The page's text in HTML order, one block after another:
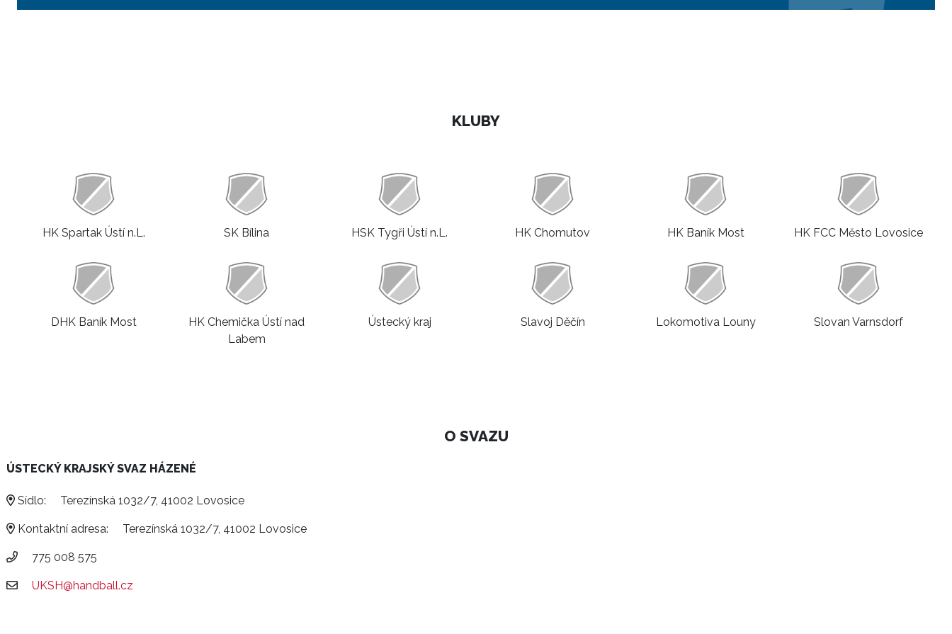
KLUBY
HK Spartak Ústí n.L. SK Bílina HSK Tygři Ústí n.L. HK Chomutov HK Baník Most HK FCC Město Lovosice
DHK Baník Most
HK Chemička Ústí nad
Labem
Ústecký kraj Slavoj Děčín Lokomotiva Louny Slovan Varnsdorf
O SVAZU
ÚSTECKÝ KRAJSKÝ SVAZ HÁZENÉ
Sídlo: Terezínská 1032/7, 41002 Lovosice
Kontaktní adresa: Terezínská 1032/7, 41002 Lovosice
775 008 575
UKSH@handball.cz